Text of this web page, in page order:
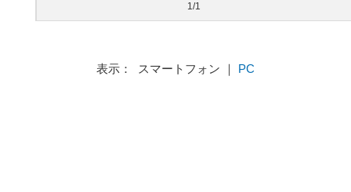
1/1
表示： スマートフォン ｜ PC